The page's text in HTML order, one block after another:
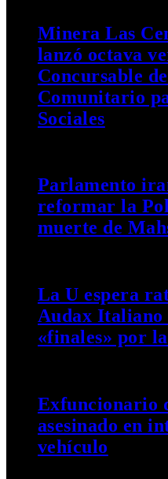
Minera Las
lanzó octava
Concursable
Comunitario
Sociales
Parlamento
reformar la
muerte de
La U espera
Audax Italiano
«finales» por
Exfuncionario
asesinado en
vehículo